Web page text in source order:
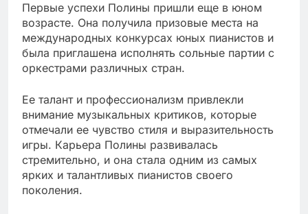
Первые успехи Полины пришли еще в юном
возрасте. Она получила призовые места на
международных конкурсах юных пианистов и
была приглашена исполнять сольные партии с
оркестрами различных стран.
Ее талант и профессионализм привлекли
внимание музыкальных критиков, которые
отмечали ее чувство стиля и выразительность
игры. Карьера Полины развивалась
стремительно, и она стала одним из самых
ярких и талантливых пианистов своего
поколения.